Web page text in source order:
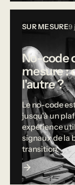
SUR MESURE9
No-code
mesure :
l'autre ?
Le no-code
jusqu'à un
expérience
signaux de la
transition.